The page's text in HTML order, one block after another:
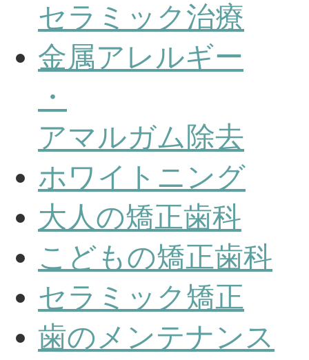
セラミック治療
金属アレルギー
・
アマルガム除去
ホワイトニング
大人の矯正歯科
こどもの矯正歯科
セラミック矯正
歯のメンテナンス